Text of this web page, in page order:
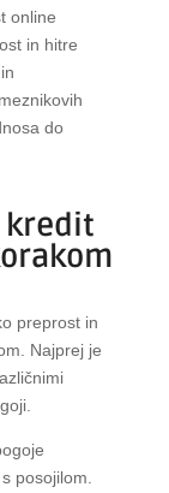
online
in hitre
do
kredit
preprost in
Najprej je
posojilom.